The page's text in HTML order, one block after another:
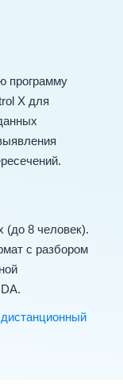
программу
X для
(до 8 человек).
с разбором